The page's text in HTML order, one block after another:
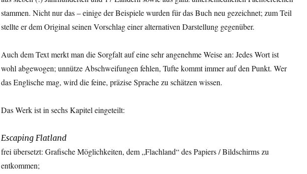
stammen. Nicht nur das – einige der Beispiele wurden für das Buch neu gezeichnet; zum Teil
stellte er dem Original seinen Vorschlag einer alternativen Darstellung gegenüber.
Auch dem Text merkt man die Sorgfalt auf eine sehr angenehme Weise an: Jedes Wort ist
wohl abgewogen; unnütze Abschweifungen fehlen, Tufte kommt immer auf den Punkt. Wer
das Englische mag, wird die feine, präzise Sprache zu schätzen wissen.
Das Werk ist in sechs Kapitel eingeteilt:
Escaping Flatland
frei übersetzt: Grafische Möglichkeiten, dem „Flachland“ des Papiers / Bildschirms zu
entkommen;